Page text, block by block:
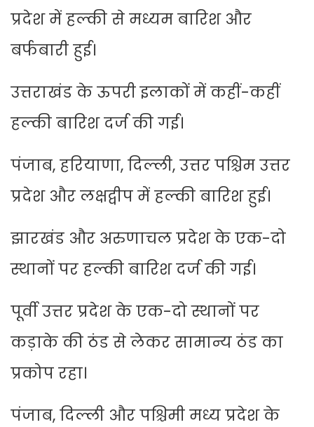
प्रदेश में हल्की से मध्यम बारिश और
बर्फबारी हुई।
उत्तराखंड के ऊपरी इलाकों में कहीं-कहीं
हल्की बारिश दर्ज की गई।
पंजाब, हरियाणा, दिल्ली, उत्तर पश्चिम उत्तर
प्रदेश और लक्षद्वीप में हल्की बारिश हुई।
झारखंड और अरुणाचल प्रदेश के एक-दो
स्थानों पर हल्की बारिश दर्ज की गई।
पूर्वी उत्तर प्रदेश के एक-दो स्थानों पर
कड़ाके की ठंड से लेकर सामान्य ठंड का
प्रकोप रहा।
पंजाब, दिल्ली और पश्चिमी मध्य प्रदेश के